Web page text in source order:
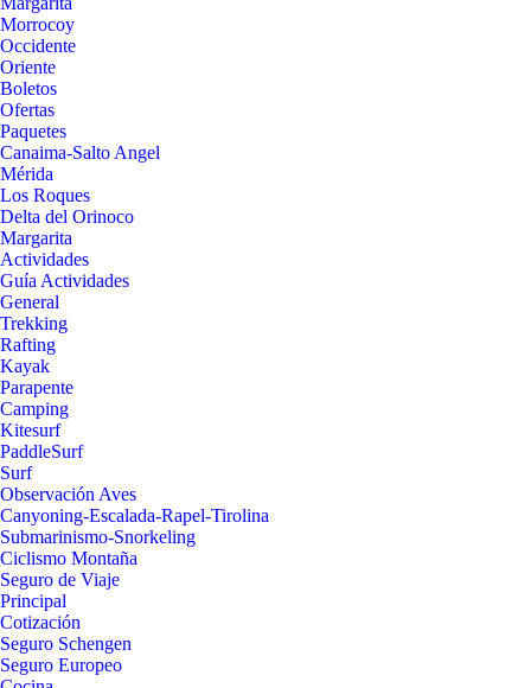
Morrocoy
Occidente
Oriente
Boletos
Ofertas
Paquetes
Canaima-Salto Angel
Mérida
Los Roques
Delta del Orinoco
Margarita
Actividades
Guía Actividades
General
Trekking
Rafting
Kayak
Parapente
Camping
Kitesurf
PaddleSurf
Surf
Observación Aves
Canyoning-Escalada-Rapel-Tirolina
Submarinismo-Snorkeling
Ciclismo Montaña
Seguro de Viaje
Principal
Cotización
Seguro Schengen
Seguro Europeo